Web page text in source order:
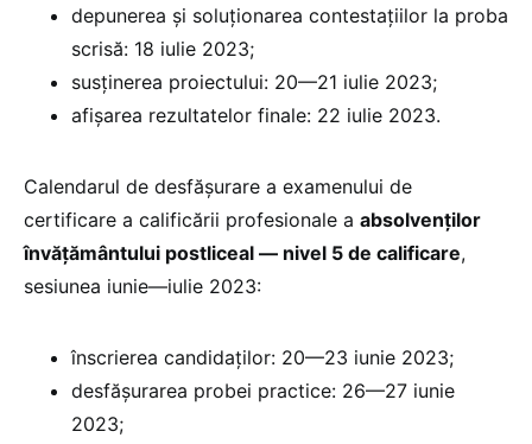
depunerea și soluționarea contestațiilor la proba
scrisă: 18 iulie 2023;
susținerea proiectului: 20—21 iulie 2023;
afișarea rezultatelor finale: 22 iulie 2023.
Calendarul de desfășurare a examenului de
certificare a calificării profesionale a absolvenților
învățământului postliceal — nivel 5 de calificare,
sesiunea iunie—iulie 2023:
înscrierea candidaților: 20—23 iunie 2023;
desfășurarea probei practice: 26—27 iunie
2023;